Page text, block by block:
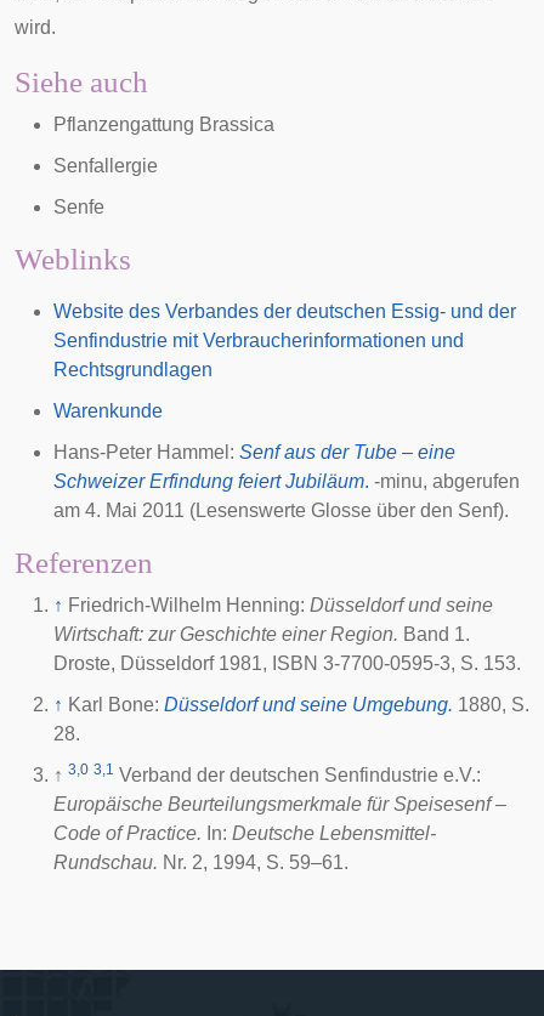
wird.
Siehe auch
Pflanzengattung Brassica
Senfallergie
Senfe
Weblinks
Website des Verbandes der deutschen Essig- und der
Senfindustrie mit Verbraucherinformationen und
Rechtsgrundlagen
Warenkunde
Hans-Peter Hammel: Senf aus der Tube – eine
Schweizer Erfindung feiert Jubiläum. -minu, abgerufen
am 4. Mai 2011 (Lesenswerte Glosse über den Senf).
Referenzen
↑ Friedrich-Wilhelm Henning: Düsseldorf und seine
Wirtschaft: zur Geschichte einer Region. Band 1.
Droste, Düsseldorf 1981, ISBN 3-7700-0595-3, S. 153.
↑ Karl Bone: Düsseldorf und seine Umgebung. 1880, S.
28.
↑ 3,0 3,1 Verband der deutschen Senfindustrie e.V.:
Europäische Beurteilungsmerkmale für Speisesenf –
Code of Practice. In: Deutsche Lebensmittel-
Rundschau. Nr. 2, 1994, S. 59–61.